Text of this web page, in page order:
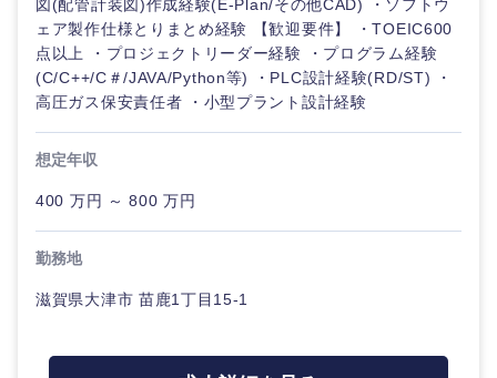
図(配管計装図)作成経験(E-Plan/その他CAD) ・ソフトウ
ェア製作仕様とりまとめ経験 【歓迎要件】 ・TOEIC600
点以上 ・プロジェクトリーダー経験 ・プログラム経験
(C/C++/C＃/JAVA/Python等) ・PLC設計経験(RD/ST) ・
高圧ガス保安責任者 ・小型プラント設計経験
想定年収
400 万円 ～ 800 万円
勤務地
滋賀県大津市 苗鹿1丁目15-1